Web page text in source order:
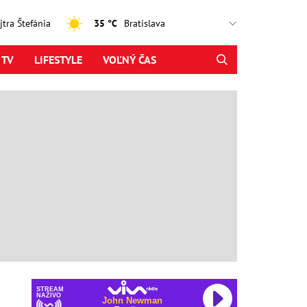
Štefánia 35 °C
LIFESTYLE VOĽNÝ ČAS
STREAM
NAŽIVO
John Newman